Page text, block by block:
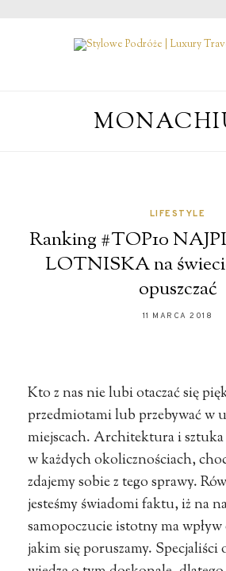
LIFESTYLE
Ranking #TOP10
LOTNISKA na
opuszczać
11 MARCA 2018
Kto z nas nie lubi otaczać się
przedmiotami lub przebywać w
miejscach. Architektura i sztuka
w każdych okolicznościach,
zdajemy sobie z tego sprawy.
jesteśmy świadomi faktu, iż na
samopoczucie istotny ma
jakim się poruszamy.